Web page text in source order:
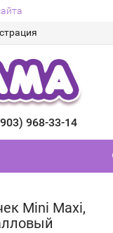
968-33-14
Mini Maxi,